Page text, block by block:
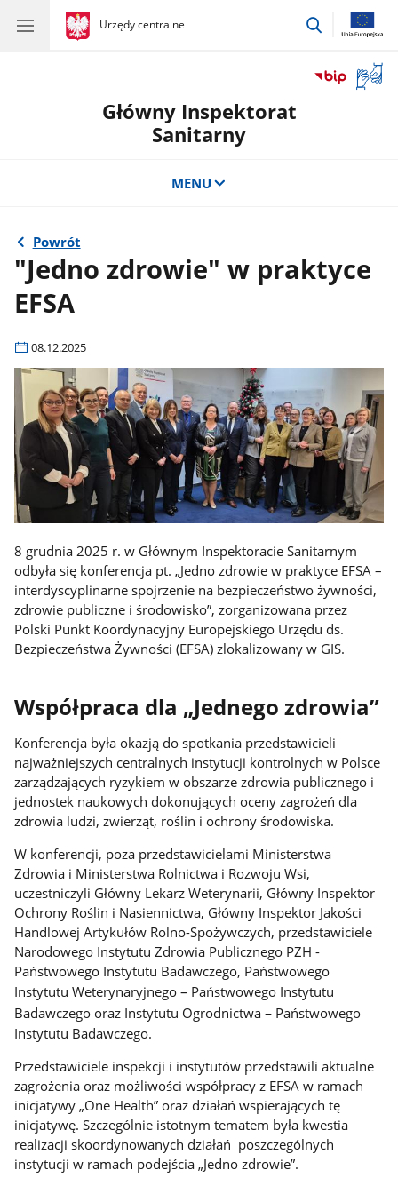
gov.pl
Urzędy centralne
gov.pl
Urzędy
przejdź
okno
Główny Inspektorat
Sanitarny
MENU
Powrót
"Jedno zdrowie" w praktyce
EFSA
08.12.2025
8 grudnia 2025 r. w Głównym Inspektoracie Sanitarnym
odbyła się konferencja pt. „Jedno zdrowie w praktyce EFSA –
interdyscyplinarne spojrzenie na bezpieczeństwo żywności,
zdrowie publiczne i środowisko”, zorganizowana przez
Polski Punkt Koordynacyjny Europejskiego Urzędu ds.
Bezpieczeństwa Żywności (EFSA) zlokalizowany w GIS.
Współpraca dla „Jednego zdrowia”
Konferencja była okazją do spotkania przedstawicieli
najważniejszych centralnych instytucji kontrolnych w Polsce
zarządzających ryzykiem w obszarze zdrowia publicznego i
jednostek naukowych dokonujących oceny zagrożeń dla
zdrowia ludzi, zwierząt, roślin i ochrony środowiska.
W konferencji, poza przedstawicielami Ministerstwa
Zdrowia i Ministerstwa Rolnictwa i Rozwoju Wsi,
uczestniczyli Główny Lekarz Weterynarii, Główny Inspektor
Ochrony Roślin i Nasiennictwa, Główny Inspektor Jakości
Handlowej Artykułów Rolno-Spożywczych, przedstawiciele
Narodowego Instytutu Zdrowia Publicznego PZH -
Państwowego Instytutu Badawczego, Państwowego
Instytutu Weterynaryjnego– Państwowego Instytutu
Badawczego oraz Instytutu Ogrodnictwa– Państwowego
Instytutu Badawczego.
Przedstawiciele inspekcji i instytutów przedstawili aktualne
zagrożenia oraz możliwości współpracy z EFSA w ramach
inicjatywy „One Health” oraz działań wspierających tę
inicjatywę. Szczególnie istotnym tematem była kwestia
realizacji skoordynowanych działań poszczególnych
instytucji w ramach podejścia „Jedno zdrowie”.